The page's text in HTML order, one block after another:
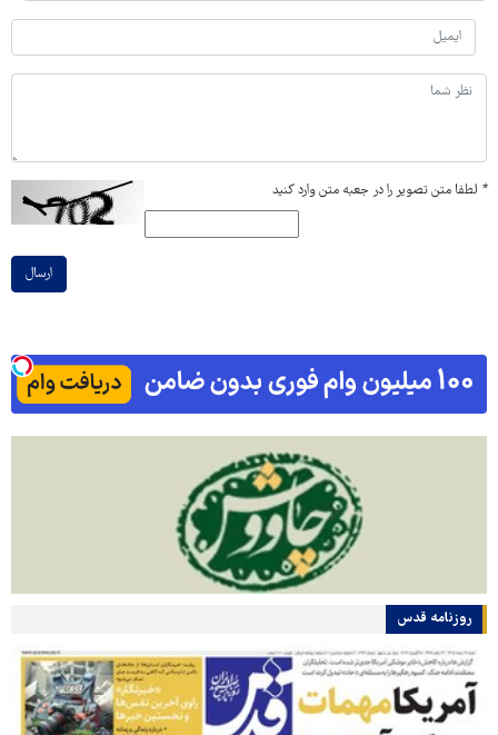
* لطفا متن تصویر را در جعبه متن وارد کنید
ارسال
روزنامه قدس